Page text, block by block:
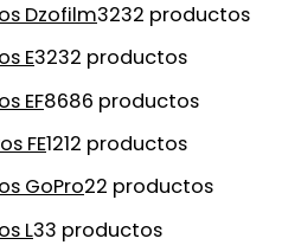
Dzofilm3232 productos
E3232 productos
EF8686 productos
FE1212 productos
GoPro22 productos
L33 productos